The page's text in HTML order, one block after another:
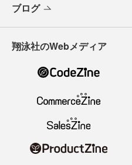
ブログ
翔泳社のWebメディア